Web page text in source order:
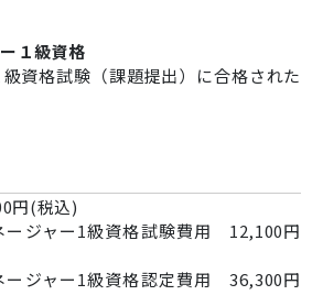
１級資格
資格試験（課題提出）に合格された
円(税込)
ャー1級資格試験費用 12,100円
ャー1級資格認定費用 36,300円